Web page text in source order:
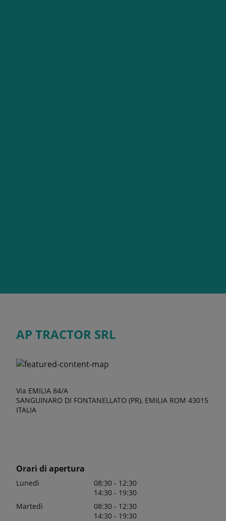
AP TRACTOR SRL
Via EMILIA 84/A
SANGUINARO DI FONTANELLATO (PR), EMILIA ROM 43015
ITALIA
Orari di apertura
Lunedì
08:30 - 12:30
14:30 - 19:30
Martedì
08:30 - 12:30
14:30 - 19:30